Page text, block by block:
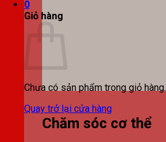
0
Giỏ hàng
Chưa có sản phẩm trong giỏ hàng.
Quay trở lại cửa hàng
Chăm sóc cơ thể